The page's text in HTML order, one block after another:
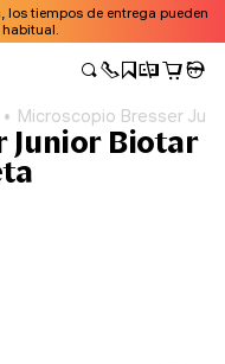
tiempos de entrega pueden
Microscopio Bresser
Junior Biotar